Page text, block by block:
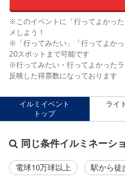
※このイベントに「行ってよかっ
メしよう！
※「行ってみたい」「行ってよか
20スポットまで可能です
※行ってみたい・行ってよかった
反映した得票数になっております
イルミイベント
トップ
ライ
同じ条件イルミネーシ
電球10万球以上 駅から徒